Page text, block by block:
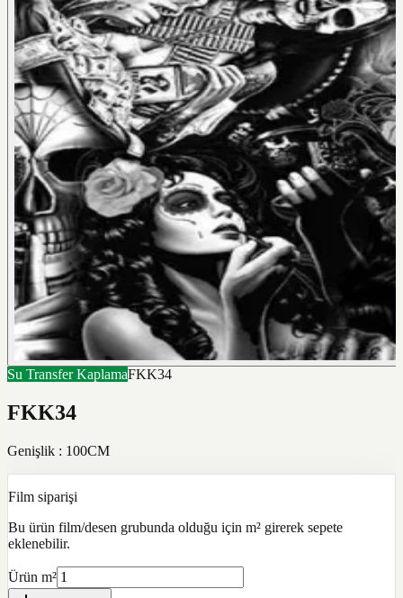
Su Transfer KaplamaFKK34
FKK34
Genişlik : 100CM
Film siparişi
Bu ürün film/desen grubunda olduğu için m² girerek sepete
eklenebilir.
Ürün m²